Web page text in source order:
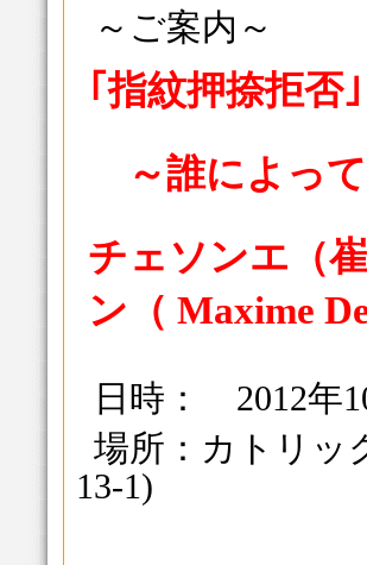
～ご案内
｢指紋押捺拒否
～誰によっ
チェソンエ（
ン（ Maxime
日時： 2012年
場所：カトリッ
13-1)